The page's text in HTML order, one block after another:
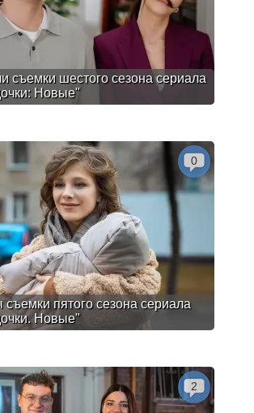
съемки шестого сезона сериала
Новые"
съемки пятого сезона сериала
Новые"
0
2